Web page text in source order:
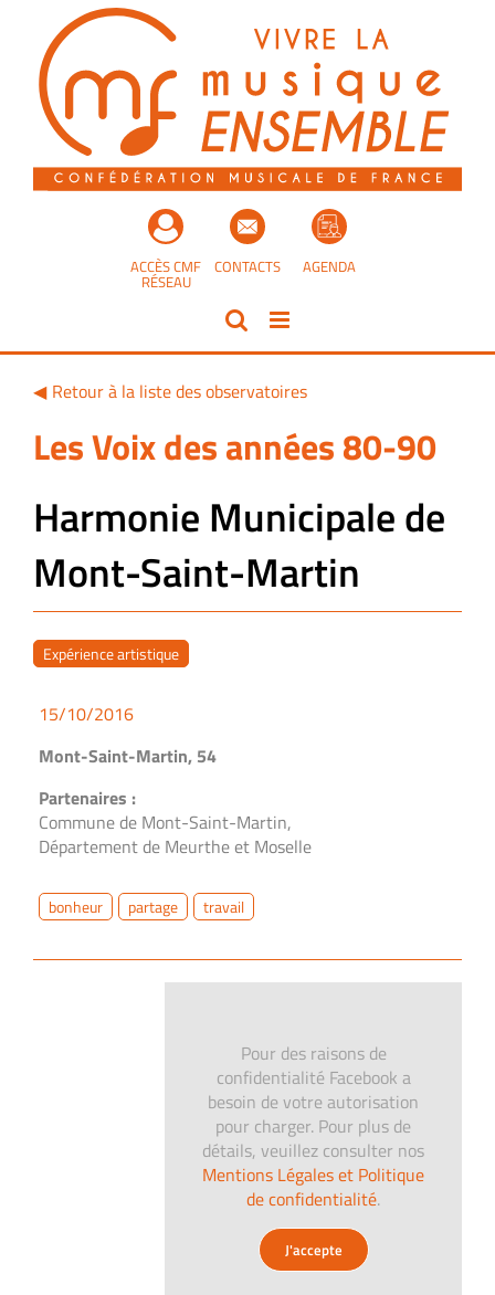
contenu
AGENDA
CONTACTS
ACCÈS CMF
RÉSEAU
Retour à la liste des observatoires
Les Voix des années 80-90
Harmonie Municipale de
Mont-Saint-Martin
Expérience artistique
15/10/2016
Mont-Saint-Martin, 54
Partenaires :
Commune de Mont-Saint-Martin,
Département de Meurthe et Moselle
bonheur partage travail
Pour des raisons de
confidentialité Facebook a
besoin de votre autorisation
pour charger. Pour plus de
détails, veuillez consulter nos
Mentions Légales et Politique
de confidentialité.
J'accepte